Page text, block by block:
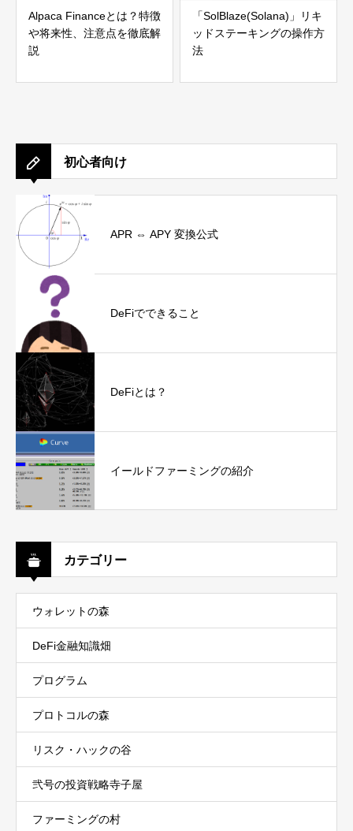
Alpaca Financeとは？特徴
や将来性、注意点を徹底解
説
「SolBlaze(Solana)」リキ
ッドステーキングの操作方
法
初心者向け
APR ⇔ APY 変換公式
DeFiでできること
DeFiとは？
イールドファーミングの紹介
カテゴリー
ウォレットの森
DeFi金融知識畑
プログラム
プロトコルの森
リスク・ハックの谷
弐号の投資戦略寺子屋
ファーミングの村